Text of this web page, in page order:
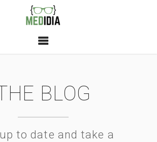
BLOG
to date and take a